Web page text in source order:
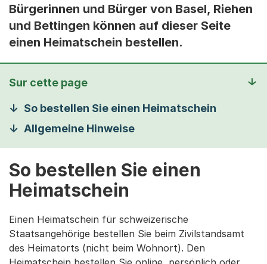
Bürgerinnen und Bürger von Basel, Riehen
und Bettingen können auf dieser Seite
einen Heimatschein bestellen.
Sur cette page
So bestellen Sie einen Heimatschein
Allgemeine Hinweise
So bestellen Sie einen
Heimatschein
Einen Heimatschein für schweizerische
Staatsangehörige bestellen Sie beim Zivilstandsamt
des Heimatorts (nicht beim Wohnort). Den